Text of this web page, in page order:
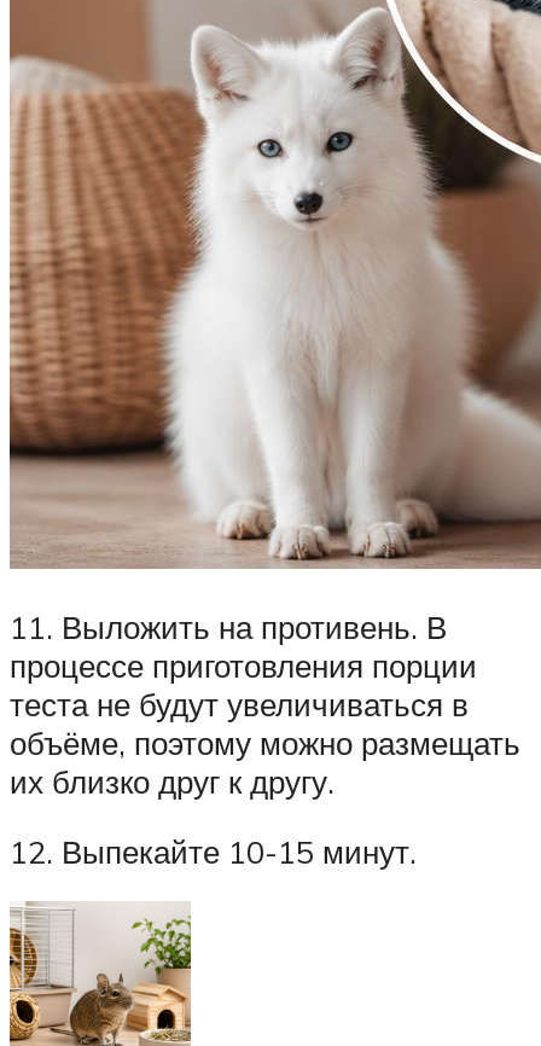
11. Выложить на противень. В
процессе приготовления порции
теста не будут увеличиваться в
объёме, поэтому можно размещать
их близко друг к другу.
12. Выпекайте 10-15 минут.